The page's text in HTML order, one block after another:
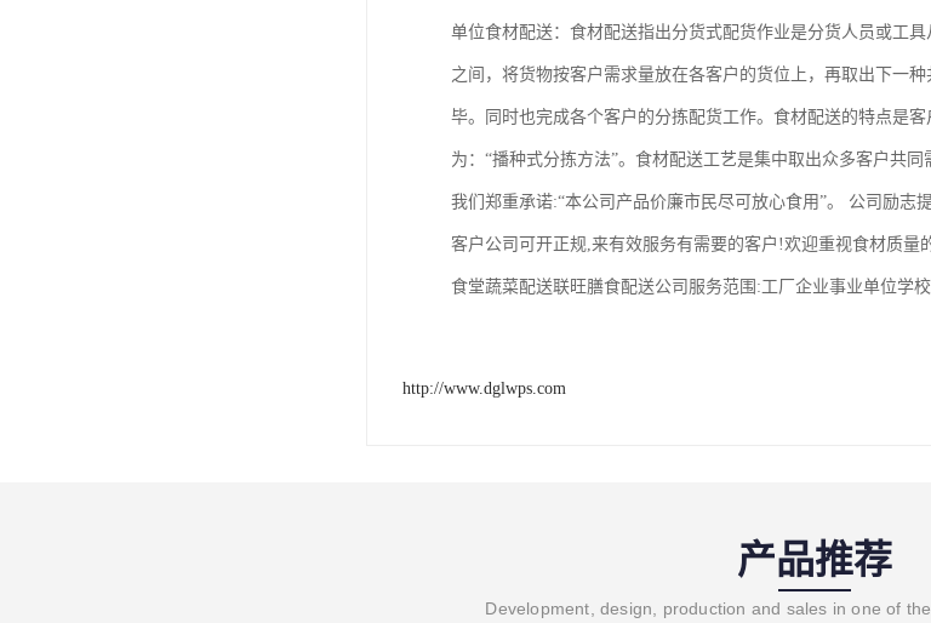
单位食材配送：食材配送指出分货式配货作业是分货人员或工
之间，将货物按客户需求量放在各客户的货位上，再取出下一
毕。同时也完成各个客户的分拣配货工作。食材配送的特点是
为：“播种式分拣方法”。食材配送工艺是集中取出众多客户共
我们郑重承诺:“本公司产品价廉市民尽可放心食用”。 公司励
客户公司可开正规,来有效服务有需要的客户!欢迎重视食材质
食堂蔬菜配送联旺膳食配送公司服务范围:工厂企业事业单位学校
http://www.dglwps.com
产品推荐
Development, design, production and sales in one of